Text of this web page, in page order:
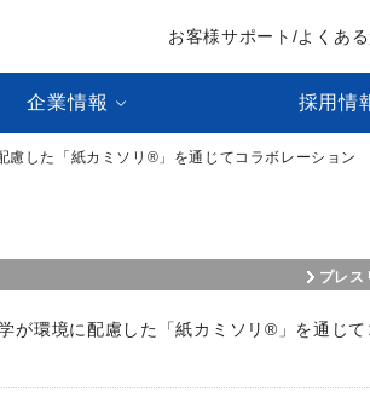
お客様サポート/よくあ
企業情報 採用情
した「紙カミソリ®」を通じてコラボレーション
プレス
が環境に配慮した「紙カミソリ®」を通じて